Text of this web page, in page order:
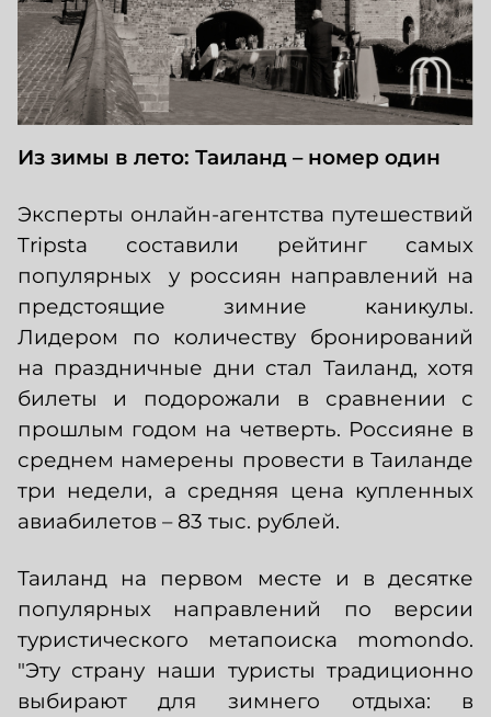
Из зимы в лето: Таиланд – номер один
Эксперты онлайн-агентства путешествий
Tripsta составили рейтинг самых
популярных у россиян направлений на
предстоящие зимние каникулы.
Лидером по количеству бронирований
на праздничные дни стал Таиланд, хотя
билеты и подорожали в сравнении с
прошлым годом на четверть. Россияне в
среднем намерены провести в Таиланде
три недели, а средняя цена купленных
авиабилетов – 83 тыс. рублей.
Таиланд на первом месте и в десятке
популярных направлений по версии
туристического метапоиска momondo.
"Эту страну наши туристы традиционно
выбирают для зимнего отдыха: в